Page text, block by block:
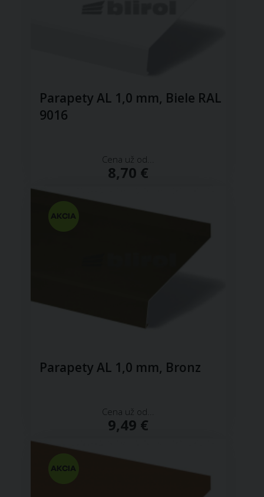
Parapety AL 1,0 mm, Biele RAL
9016
Cena už od...
8,70 €
Parapety AL 1,0 mm, Bronz
Cena už od...
9,49 €